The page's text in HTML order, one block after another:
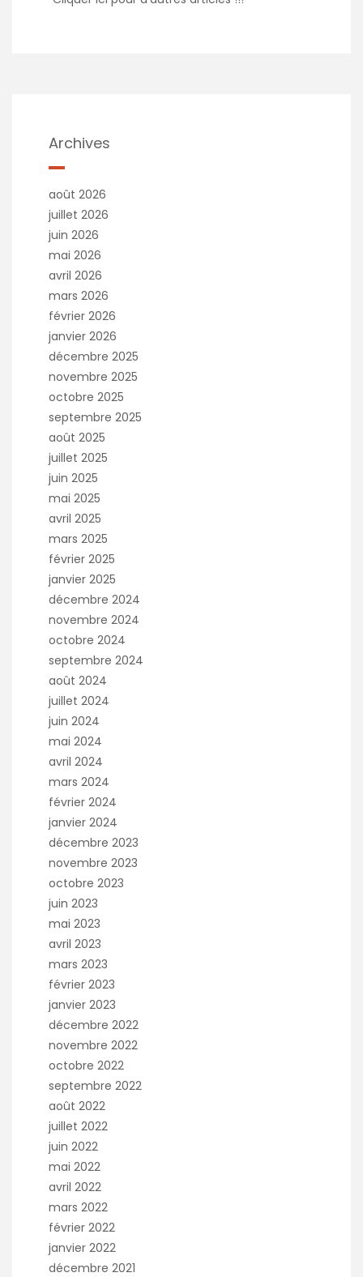
Archives
août 2026
juillet 2026
juin 2026
mai 2026
avril 2026
mars 2026
février 2026
janvier 2026
décembre 2025
novembre 2025
octobre 2025
septembre 2025
août 2025
juillet 2025
juin 2025
mai 2025
avril 2025
mars 2025
février 2025
janvier 2025
décembre 2024
novembre 2024
octobre 2024
septembre 2024
août 2024
juillet 2024
juin 2024
mai 2024
avril 2024
mars 2024
février 2024
janvier 2024
décembre 2023
novembre 2023
octobre 2023
juin 2023
mai 2023
avril 2023
mars 2023
février 2023
janvier 2023
décembre 2022
novembre 2022
octobre 2022
septembre 2022
août 2022
juillet 2022
juin 2022
mai 2022
avril 2022
mars 2022
février 2022
janvier 2022
décembre 2021